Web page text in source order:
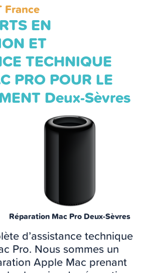
France
EN
ET
TECHNIQUE
PRO POUR LE
Deux-Sèvres
Réparation Mac Pro Deux-Sèvres
d’assistance technique
Pro. Nous sommes un
Apple Mac prenant